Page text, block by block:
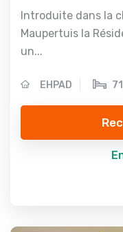
Introduite dans la
Maupertuis la
un...
EHPAD